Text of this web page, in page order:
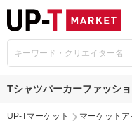
Tシャツパーカーファッシ
UP-Tマーケット マーケット